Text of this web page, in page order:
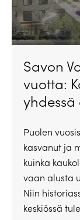
Savon
vuotta:
yhdessä
Puolen
kasvanut ja
kuinka
vaan alusta
Niin
keskiössä